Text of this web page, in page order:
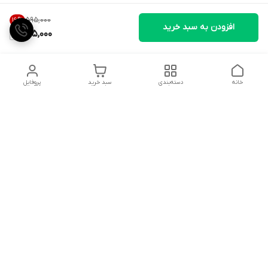
۵۹۵٬۰۰۰ 16%
495,000
افزودن به سبد خرید
پروفایل سبد خرید دسته‌بندی خانه